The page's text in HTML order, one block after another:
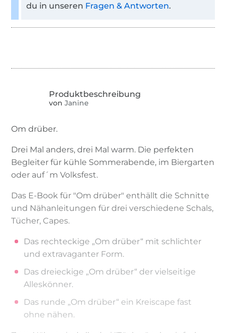
du in unseren Fragen & Antworten.
von Janine
Om drüber.
Drei Mal anders, drei Mal warm. Die perfekten
Begleiter für kühle Sommerabende, im Biergarten
oder auf´m Volksfest.
Das E-Book für "Om drüber" enthällt die Schnitte
und Nähanleitungen für drei verschiedene Schals,
Tücher, Capes.
Das rechteckige „Om drüber“ mit schlichter
und extravaganter Form.
Das dreieckige „Om drüber“ der vielseitige
Alleskönner.
Das runde „Om drüber“ ein Kreiscape fast
ohne nähen.